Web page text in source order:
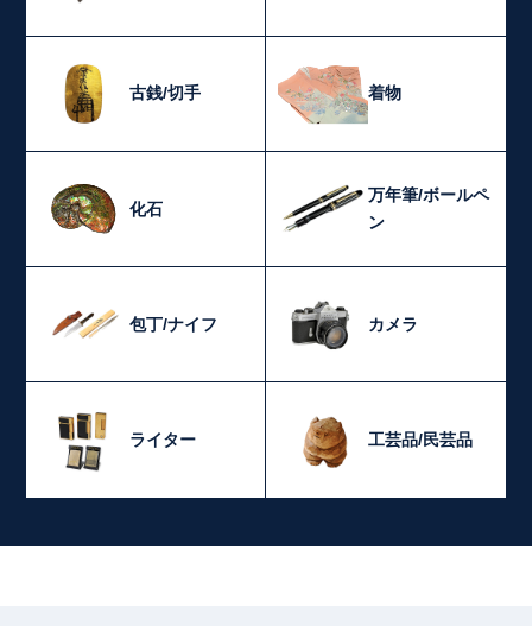
古銭/切手 着物
化石
万年筆/ボールペ
ン
包丁/ナイフ カメラ
ライター 工芸品/民芸品